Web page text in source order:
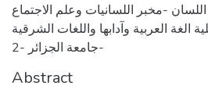
اللسان -مخبر اللسانيات وعلم الاجتماع
الغة العربية وآدابها واللغات الشرقية
جامعة الجزائر -2-
Abstract